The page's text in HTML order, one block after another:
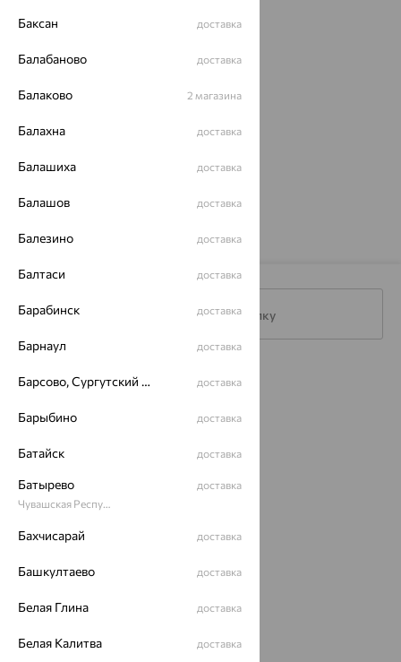
Подписаться на рассылку
Каталог
Акции
Магазины
Покупателям
О нас
Магазины и доставка г. Липецк
еще 3
Другие города
Заказать звонок
Баксан доставка
Балабаново доставка
Балаково 2 магазина
Балахна доставка
Балашиха доставка
Балашов доставка
Балезино доставка
Балтаси доставка
Барабинск доставка
Барнаул доставка
Барсово, Сургутский район доставка
Барыбино доставка
Батайск доставка
Батырево
Чувашская Республика - Чувашия
доставка
Бахчисарай доставка
Башкултаево доставка
Белая Глина доставка
Белая Калитва доставка